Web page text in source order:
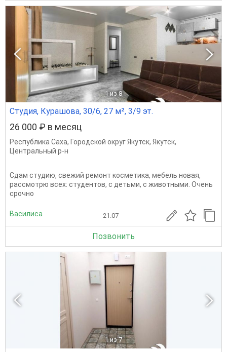
1 из 8
Студия, Курашова, 30/6, 27 м², 3/9 эт.
26 000 ₽ в месяц
Республика Саха, Городской округ Якутск, Якутск,
Центральный р-н
Сдам студию, свежий ремонт косметика, мебель новая,
рассмотрю всех: студентов, с детьми, с животными. Очень
срочно
Василиса 21.07
Позвонить
1 из 7